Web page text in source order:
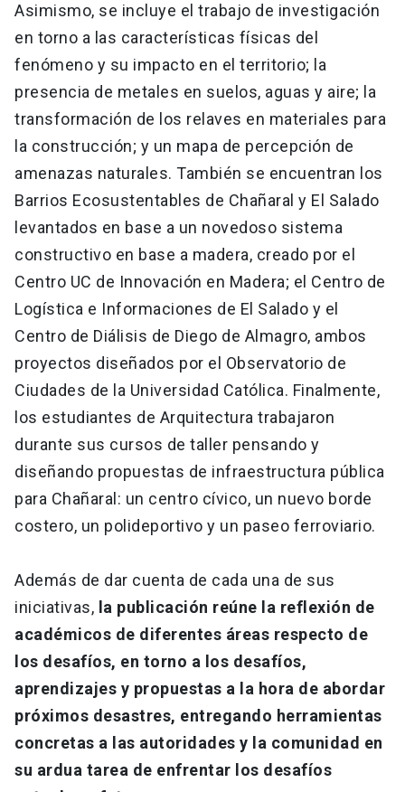
Asimismo, se incluye el trabajo de investigación
en torno a las características físicas del
fenómeno y su impacto en el territorio; la
presencia de metales en suelos, aguas y aire; la
transformación de los relaves en materiales para
la construcción; y un mapa de percepción de
amenazas naturales. También se encuentran los
Barrios Ecosustentables de Chañaral y El Salado
levantados en base a un novedoso sistema
constructivo en base a madera, creado por el
Centro UC de Innovación en Madera; el Centro de
Logística e Informaciones de El Salado y el
Centro de Diálisis de Diego de Almagro, ambos
proyectos diseñados por el Observatorio de
Ciudades de la Universidad Católica. Finalmente,
los estudiantes de Arquitectura trabajaron
durante sus cursos de taller pensando y
diseñando propuestas de infraestructura pública
para Chañaral: un centro cívico, un nuevo borde
costero, un polideportivo y un paseo ferroviario.
Además de dar cuenta de cada una de sus
iniciativas, la publicación reúne la reflexión de
académicos de diferentes áreas respecto de
los desafíos, en torno a los desafíos,
aprendizajes y propuestas a la hora de abordar
próximos desastres, entregando herramientas
concretas a las autoridades y la comunidad en
su ardua tarea de enfrentar los desafíos